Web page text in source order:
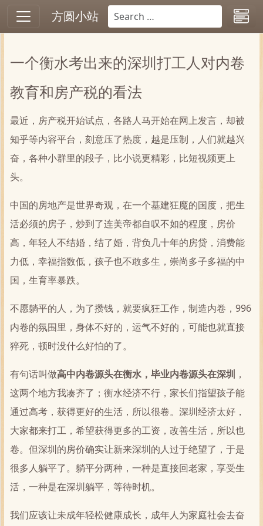
方圆小站
一个衡水考出来的深圳打工人对内卷
教育和房产税的看法
最近，房产税开始试点，各路人马开始在网上发言，却被
知乎等内容平台，刻意压了热度，越是压制，人们就越兴
奋，各种小群里的段子，比小说更精彩，比短视频更上
头。
中国的房地产是世界奇观，在一个基建狂魔的国度，把生
活必须的房子，炒到了连美帝都自叹不如的程度，房价
高，年轻人不结婚，结了婚，背负几十年的房贷，消费能
力低，幸福指数低，孩子也不敢多生，崇尚多子多福的中
国，生育率暴跌。
不愿躺平的人，为了攒钱，就要疯狂工作，制造内卷，996
内卷的氛围里，身体不好的，运气不好的，可能也就直接
猝死，顿时没什么好怕的了。
有句话叫做高中内卷源头在衡水，毕业内卷源头在深圳 ，
这两个地方我凑齐了；衡水经济不行，家长们指望孩子能
通过高考，获得更好的生活，所以很卷。深圳经济太好，
大家都来打工，希望获得更多的工资，改善生活，所以也
卷。但深圳的房价确实让新来深圳的人过于绝望了，于是
很多人躺平了。躺平分两种，一种是直接回老家，享受生
活，一种是在深圳躺平，等待时机。
我们应该让未成年轻松健康成长，成年人为家庭社会去奋